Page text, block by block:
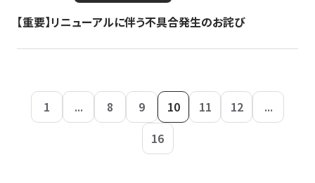
【重要】リニューアルに伴う不具合発生のお詫び
1 ... 8 9 10 11 12
...
16